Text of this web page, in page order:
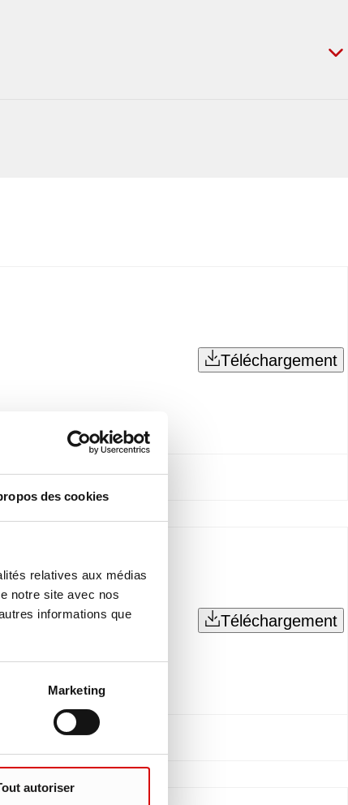
des cookies
relatives aux médias
notre site avec nos
informations que
Marketing
autoriser
Téléchargement
Téléchargement